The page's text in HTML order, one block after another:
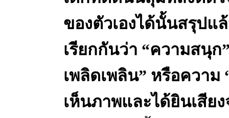
ของตัวเองได้นั้นสรุปแ
เรียกกันว่า “ความสนุก
เพลิดเพลิน” หรือความ
เห็นภาพและได้ยินเสีย